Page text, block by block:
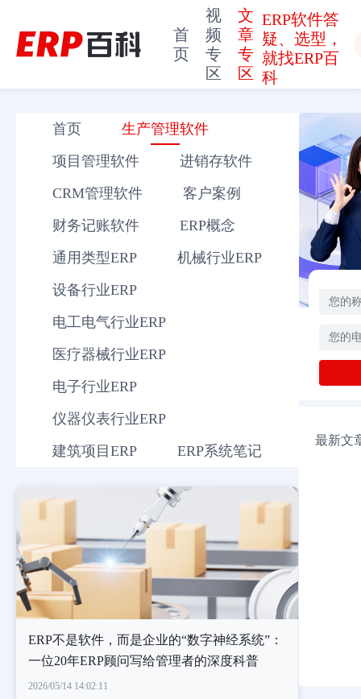
首
页
视
频
专
区
文
章
专
区
ERP软件答
疑、选型，
就找ERP百
科
首页
生产管理软件
项目管理软件
进销存软件
CRM管理软件
客户案例
财务记账软件
ERP概念
通用类型ERP
机械行业ERP
设备行业ERP
电工电气行业ERP
医疗器械行业ERP
电子行业ERP
仪器仪表行业ERP
建筑项目ERP
ERP系统笔记
ERP不是软件，而是企业的“数字神经系统”：
一位20年ERP顾问写给管理者的深度科普
2026/05/14 14:02:11
最新文